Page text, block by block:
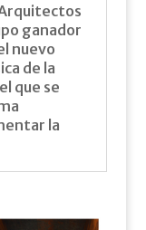
ganador
nuevo
de la
que se
la